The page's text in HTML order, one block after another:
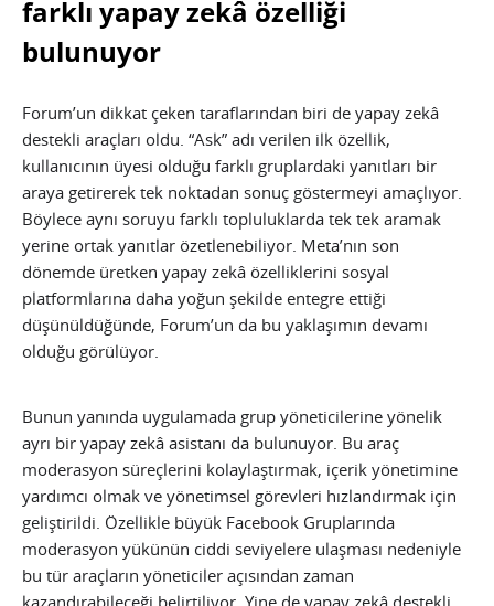
farklı yapay zekâ özelliği
bulunuyor
Forum’un dikkat çeken taraflarından biri de yapay zekâ
destekli araçları oldu. “Ask” adı verilen ilk özellik,
kullanıcının üyesi olduğu farklı gruplardaki yanıtları bir
araya getirerek tek noktadan sonuç göstermeyi amaçlıyor.
Böylece aynı soruyu farklı topluluklarda tek tek aramak
yerine ortak yanıtlar özetlenebiliyor. Meta’nın son
dönemde üretken yapay zekâ özelliklerini sosyal
platformlarına daha yoğun şekilde entegre ettiği
düşünüldüğünde, Forum’un da bu yaklaşımın devamı
olduğu görülüyor.
Bunun yanında uygulamada grup yöneticilerine yönelik
ayrı bir yapay zekâ asistanı da bulunuyor. Bu araç
moderasyon süreçlerini kolaylaştırmak, içerik yönetimine
yardımcı olmak ve yönetimsel görevleri hızlandırmak için
geliştirildi. Özellikle büyük Facebook Gruplarında
moderasyon yükünün ciddi seviyelere ulaşması nedeniyle
bu tür araçların yöneticiler açısından zaman
kazandırabileceği belirtiliyor. Yine de yapay zekâ destekli